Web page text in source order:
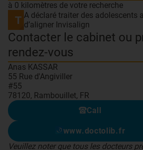
à 0 kilomètres de votre recherche
A déclaré traiter des adolescents
d’aligner Invisalign
Contacter le cabinet ou
rendez-vous
Anas KASSAR
55 Rue d'Angiviller
#55
78120, Rambouillet, FR
Call
www.doctolib.fr
Veuillez noter que tous les docteurs